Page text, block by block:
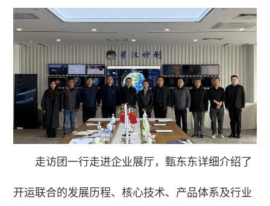
走访团一行走进企业展厅，甄东东详细介绍了
开运联合的发展历程、核心技术、产品体系及行业